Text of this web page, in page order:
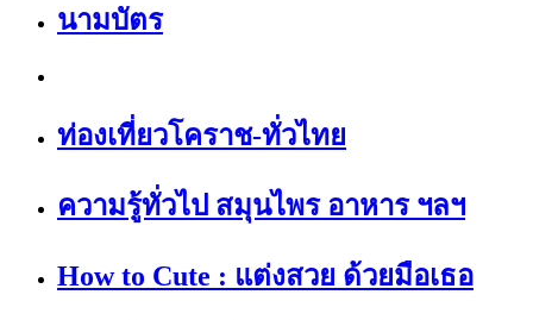
นามบัตร
ท่องเที่ยวโคราช-ทั่วไทย
ความรู้ทั่วไป สมุนไพร อาหาร ฯลฯ
How to Cute : แต่งสวย ด้วยมือเธอ